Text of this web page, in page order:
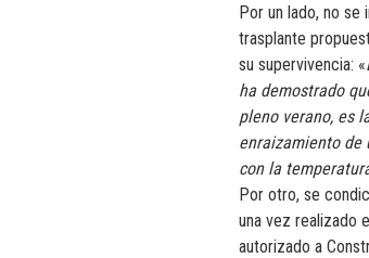
Por un lado, no se
trasplante
su supervivencia: «
ha demostrado
pleno verano, es
enraizamiento de
con la
Por otro, se
una vez realizado
autorizado a